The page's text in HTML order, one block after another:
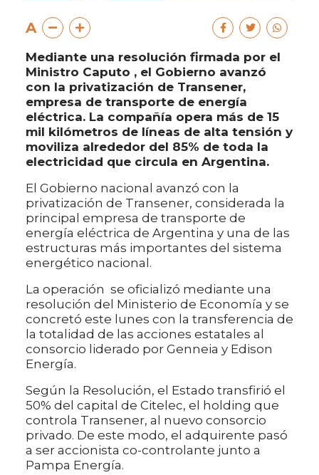
A
Mediante una resolución firmada por el
Ministro Caputo , el Gobierno avanzó
con la privatización de Transener,
empresa de transporte de energía
eléctrica. La compañía opera más de 15
mil kilómetros de líneas de alta tensión y
moviliza alrededor del 85% de toda la
electricidad que circula en Argentina.
El Gobierno nacional avanzó con la
privatización de Transener, considerada la
principal empresa de transporte de
energía eléctrica de Argentina y una de las
estructuras más importantes del sistema
energético nacional.
La operación se oficializó mediante una
resolución del Ministerio de Economía y se
concretó este lunes con la transferencia de
la totalidad de las acciones estatales al
consorcio liderado por Genneia y Edison
Energía.
Según la Resolución, el Estado transfirió el
50% del capital de Citelec, el holding que
controla Transener, al nuevo consorcio
privado. De este modo, el adquirente pasó
a ser accionista co-controlante junto a
Pampa Energía.